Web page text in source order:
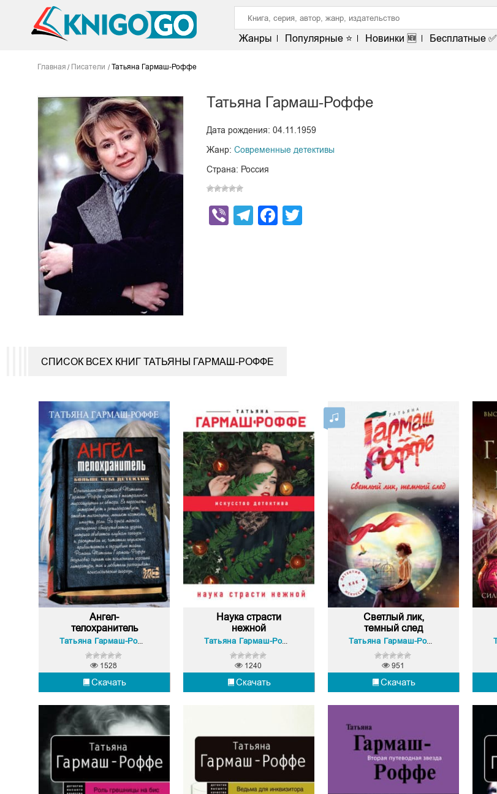
Жанры Популярные ⭐ Новинки 🆕 Бесплатные ✅
Главная Писатели Татьяна Гармаш-Роффе
Татьяна Гармаш-Роффе
Дата рождения: 04.11.1959
Жанр: Современные детективы
Страна: Россия
ViberTelegram
Facebook
СПИСОК ВСЕХ КНИГ ТАТЬЯНЫ ГАРМАШ-РОФФЕ
Ангел-
телохранитель
Татьяна Гармаш-Роффе
Скачать
1528
Наука страсти
нежной
Татьяна Гармаш-Роффе
Скачать
1240
Светлый лик,
темный след
Татьяна Гармаш-Роффе
Скачать
951